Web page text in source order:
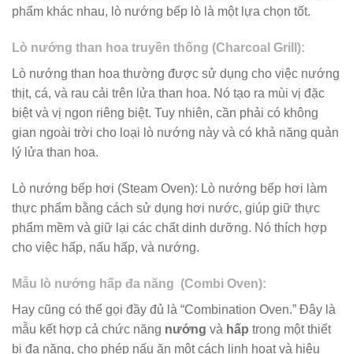
phẩm khác nhau, lò nướng bếp lò là một lựa chọn tốt.
Lò nướng than hoa truyền thống (Charcoal Grill):
Lò nướng than hoa thường được sử dụng cho việc nướng
thịt, cá, và rau cải trên lửa than hoa. Nó tạo ra mùi vị đặc
biệt và vị ngon riêng biệt. Tuy nhiên, cần phải có không
gian ngoài trời cho loại lò nướng này và có khả năng quản
lý lửa than hoa.
Lò nướng bếp hơi (Steam Oven): Lò nướng bếp hơi làm
thực phẩm bằng cách sử dụng hơi nước, giúp giữ thực
phẩm mềm và giữ lại các chất dinh dưỡng. Nó thích hợp
cho việc hấp, nấu hấp, và nướng.
Mẫu lò nướng hấp đa năng (Combi Oven):
Hay cũng có thể gọi đầy đủ là “Combination Oven.” Đây là
mẫu kết hợp cả chức năng nướng và hấp trong một thiết
bị đa năng, cho phép nấu ăn một cách linh hoạt và hiệu